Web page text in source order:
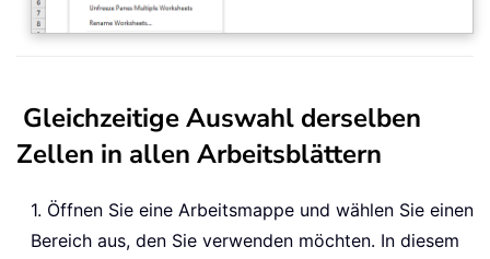
Gleichzeitige Auswahl derselben
Zellen in allen Arbeitsblättern
1. Öffnen Sie eine Arbeitsmappe und wählen Sie einen
Bereich aus, den Sie verwenden möchten. In diesem